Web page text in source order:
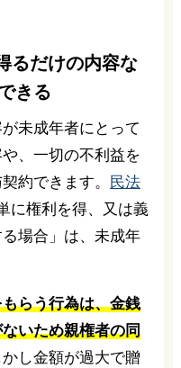
るだけの内容な
きる
未成年者にとって
、一切の不利益を
約できます。
民法
に権利を得、又は義
場合」は、未成年
らう行為は、金銭
いため親権者の同
し金額が過大で贈